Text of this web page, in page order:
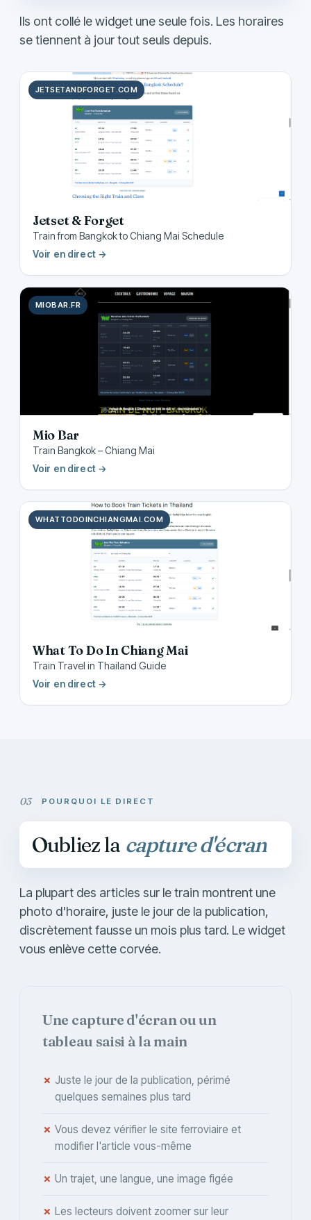
Ils ont collé le widget une seule fois. Les horaires
se tiennent à jour tout seuls depuis.
JETSETANDFORGET.COM
Jetset & Forget
Train from Bangkok to Chiang Mai Schedule
Voir en direct →
MIOBAR.FR
Mio Bar
Train Bangkok – Chiang Mai
Voir en direct →
WHATTODOINCHIANGMAI.COM
What To Do In Chiang Mai
Train Travel in Thailand Guide
Voir en direct →
POURQUOI LE DIRECT
Oubliez la capture d'écran
La plupart des articles sur le train montrent une
photo d'horaire, juste le jour de la publication,
discrètement fausse un mois plus tard. Le widget
vous enlève cette corvée.
Une capture d'écran ou un
tableau saisi à la main
✗ Juste le jour de la publication, périmé
quelques semaines plus tard
✗ Vous devez vérifier le site ferroviaire et
modifier l'article vous-même
✗ Un trajet, une langue, une image figée
✗ Les lecteurs doivent zoomer sur leur